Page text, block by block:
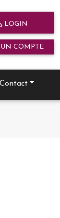
LOGIN
UN COMPTE
Contact